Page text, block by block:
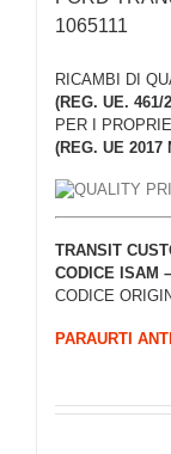
1065111
RICAMBI DI
(REG. UE. 461/
PER I
(REG. UE 2017
TRANSIT
CODICE ISAM –
CODICE
PARAURTI